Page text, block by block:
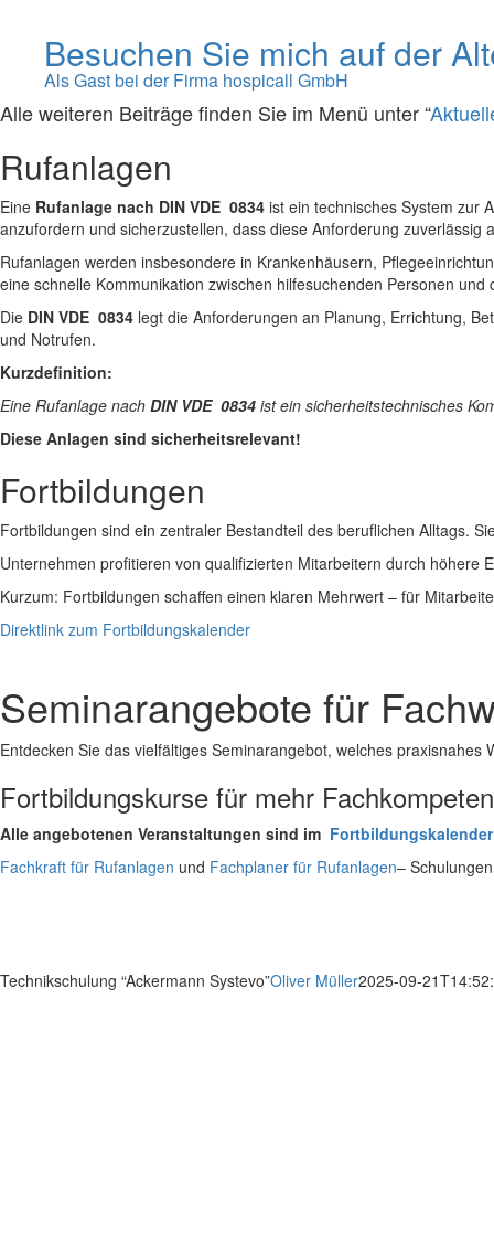
Besuchen Sie mich auf der
Als Gast bei der Firma hospicall GmbH
Alle weiteren Beiträge finden Sie im Menü unter “
Rufanlagen
Eine Rufanlage nach DIN VDE 0834 ist ein technisches System zur
anzufordern und sicherzustellen, dass diese Anforderung zuverlässig
Rufanlagen werden insbesondere in Krankenhäusern,
eine schnelle Kommunikation zwischen hilfesuchenden Personen
Die DIN VDE 0834 legt die Anforderungen an Planung, Errichtung,
und Notrufen.
Kurzdefinition:
Eine Rufanlage nach DIN VDE 0834 ist ein sicherheitstechnisches
Diese Anlagen sind sicherheitsrelevant!
Fortbildungen
Fortbildungen sind ein zentraler Bestandteil des beruflichen Alltags.
Unternehmen profitieren von qualifizierten Mitarbeitern durch
Kurzum: Fortbildungen schaffen einen klaren Mehrwert – für
Direktlink zum Fortbildungskalender
Seminarangebote für
Entdecken Sie das vielfältiges Seminarangebot, welches
Fortbildungskurse für mehr
Alle angebotenen Veranstaltungen sind im Fortbildungskalender
Fachkraft für Rufanlagen und Fachplaner für Rufanlagen–
Technikschulung “Ackermann Systevo”Oliver Müller2025-09-